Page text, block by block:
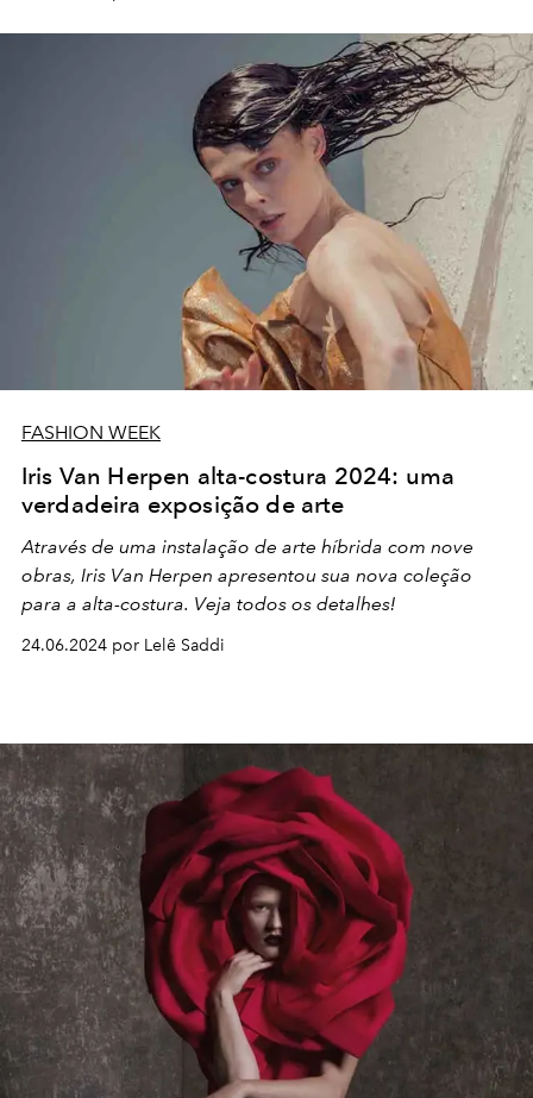
FASHION WEEK
Iris Van Herpen alta-costura 2024: uma
verdadeira exposição de arte
Através de uma instalação de arte híbrida com nove
obras, Iris Van Herpen apresentou sua nova coleção
para a alta-costura. Veja todos os detalhes!
24.06.2024 por Lelê Saddi